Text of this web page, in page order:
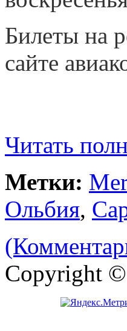
Билеты на
сайте
Читать
Метки:
Ольбия,
Copyright